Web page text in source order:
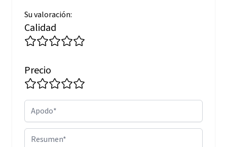
Su valoración:
Calidad
Precio
Apodo
Resumen